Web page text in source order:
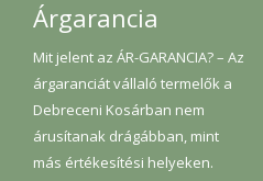
Árgarancia
Mit jelent az ÁR-GARANCIA? – Az
árgaranciát vállaló termelők a
Debreceni Kosárban nem
árusítanak drágábban, mint
más értékesítési helyeken.